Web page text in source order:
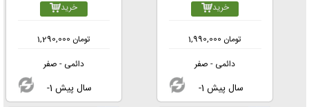
خرید
1,990,000 تومان
دائمی - صفر
-1 سال پیش
خرید
1,290,000 تومان
دائمی - صفر
-1 سال پیش